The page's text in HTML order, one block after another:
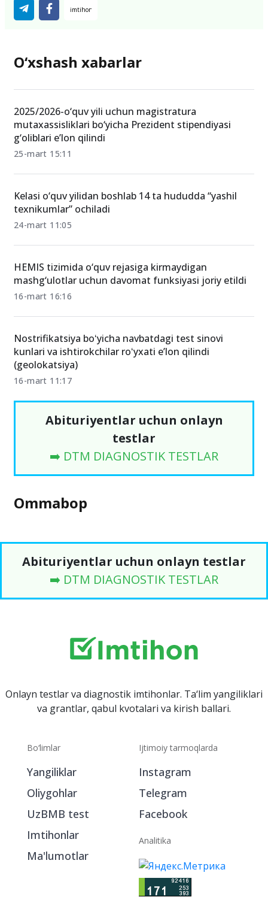
O‘xshash xabarlar
2025/2026-o‘quv yili uchun magistratura
mutaxassisliklari bo‘yicha Prezident stipendiyasi
g‘oliblari e’lon qilindi
25-mart 15:11
Kelasi o‘quv yilidan boshlab 14 ta hududda “yashil
texnikumlar” ochiladi
24-mart 11:05
HEMIS tizimida o‘quv rejasiga kirmaydigan
mashg‘ulotlar uchun davomat funksiyasi joriy etildi
16-mart 16:16
Nostrifikatsiya boʻyicha navbatdagi test sinovi
kunlari va ishtirokchilar roʻyxati e’lon qilindi
(geolokatsiya)
16-mart 11:17
Abituriyentlar uchun onlayn
testlar
➡️ DTM DIAGNOSTIK TESTLAR
Ommabop
Abituriyentlar uchun onlayn testlar
➡️ DTM DIAGNOSTIK TESTLAR
Onlayn testlar va diagnostik imtihonlar. Ta‘lim yangiliklari
va grantlar, qabul kvotalari va kirish ballari.
Bo‘limlar
Yangiliklar
Oliygohlar
UzBMB test
Imtihonlar
Ma'lumotlar
Ijtimoiy tarmoqlarda
Instagram
Telegram
Facebook
Analitika